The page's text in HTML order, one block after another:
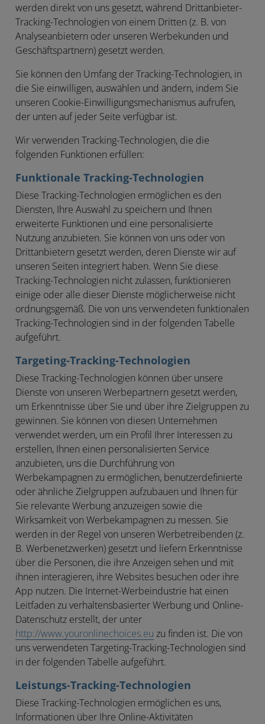
werden direkt von uns gesetzt, während Drittanbieter-
Tracking-Technologien von einem Dritten (z. B. von
Analyseanbietern oder unseren Werbekunden und
Geschäftspartnern) gesetzt werden.
Sie können den Umfang der Tracking-Technologien, in
die Sie einwilligen, auswählen und ändern, indem Sie
unseren Cookie-Einwilligungsmechanismus aufrufen,
der unten auf jeder Seite verfügbar ist.
Wir verwenden Tracking-Technologien, die die
folgenden Funktionen erfüllen:
Funktionale Tracking-Technologien
Diese Tracking-Technologien ermöglichen es den
Diensten, Ihre Auswahl zu speichern und Ihnen
erweiterte Funktionen und eine personalisierte
Nutzung anzubieten. Sie können von uns oder von
Drittanbietern gesetzt werden, deren Dienste wir auf
unseren Seiten integriert haben. Wenn Sie diese
Tracking-Technologien nicht zulassen, funktionieren
einige oder alle dieser Dienste möglicherweise nicht
ordnungsgemäß. Die von uns verwendeten funktionalen
Tracking-Technologien sind in der folgenden Tabelle
aufgeführt.
Targeting-Tracking-Technologien
Diese Tracking-Technologien können über unsere
Dienste von unseren Werbepartnern gesetzt werden,
um Erkenntnisse über Sie und über ihre Zielgruppen zu
gewinnen. Sie können von diesen Unternehmen
verwendet werden, um ein Profil Ihrer Interessen zu
erstellen, Ihnen einen personalisierten Service
anzubieten, uns die Durchführung von
Werbekampagnen zu ermöglichen, benutzerdefinierte
oder ähnliche Zielgruppen aufzubauen und Ihnen für
Sie relevante Werbung anzuzeigen sowie die
Wirksamkeit von Werbekampagnen zu messen. Sie
werden in der Regel von unseren Werbetreibenden (z.
B. Werbenetzwerken) gesetzt und liefern Erkenntnisse
über die Personen, die ihre Anzeigen sehen und mit
ihnen interagieren, ihre Websites besuchen oder ihre
App nutzen. Die Internet-Werbeindustrie hat einen
Leitfaden zu verhaltensbasierter Werbung und Online-
Datenschutz erstellt, der unter
http://www.youronlinechoices.eu zu finden ist. Die von
uns verwendeten Targeting-Tracking-Technologien sind
in der folgenden Tabelle aufgeführt.
Leistungs-Tracking-Technologien
Diese Tracking-Technologien ermöglichen es uns,
Informationen über Ihre Online-Aktivitäten